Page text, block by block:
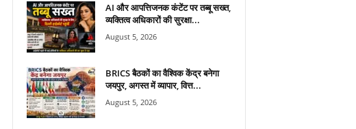
AI और आपत्तिजनक कंटेंट पर तब्बू सख्त,
व्यक्तित्व अधिकारों की सुरक्षा...
August 5, 2026
BRICS बैठकों का वैश्विक केंद्र बनेगा
जयपुर, अगस्त में व्यापार, वित्त...
August 5, 2026